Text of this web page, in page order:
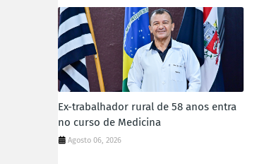
Ex-trabalhador rural de 58 anos entra
no curso de Medicina
Agosto 06, 2026